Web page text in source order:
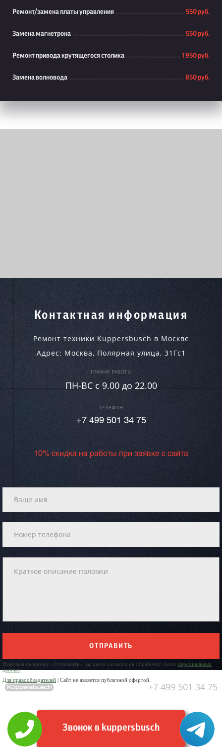
Ремонт/замена платы управления 550 руб.
Замена магнетрона 550 руб.
Ремонт привода крутящегося столика 1 950 руб.
Замена волновода 850 руб.
Контактная информация
Ремонт техники Kuppersbusch в Москве
Адрес: Москва, Полярная улица, 31Гс1
ГРАФИК РАБОТЫ
ПН-ВC c 9.00 до 22.00
ТЕЛЕФОН
+7 499 501 34 75
10% скидка на работы при заявке с сайта
ОТПРАВИТЬ
Нажимая на кнопку «Отправить», вы даете согласие на обработку своих персональных
данных
Для правообладателей | Сайт не является публичной офертой.
+7 499 501 34 75
Звонок в kuppersbusch